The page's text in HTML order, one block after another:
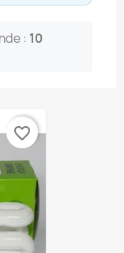
: 10
favorite_border